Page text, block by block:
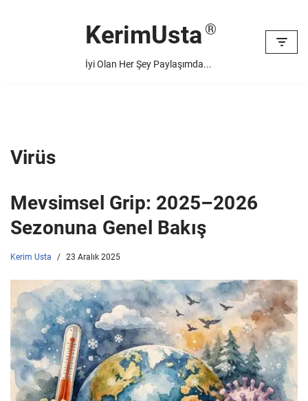
KerimUsta
İyi Olan Her Şey Paylaşımda...
Virüs
Mevsimsel Grip: 2025–2026
Sezonuna Genel Bakış
Kerim Usta 23 Aralık 2025